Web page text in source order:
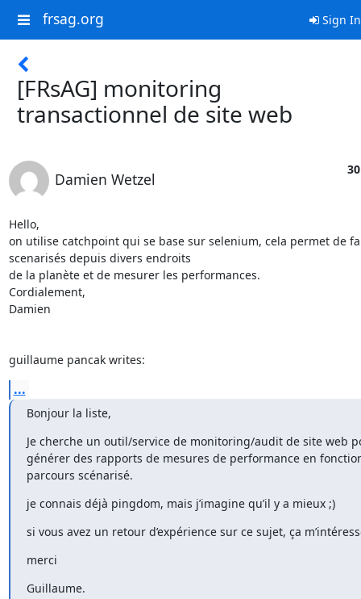
frsag.org Sign In
[FRsAG] monitoring
transactionnel de site web
Damien Wetzel
Hello,
on utilise catchpoint qui se base sur selenium, cela permet de
scenarisés depuis divers endroits
de la planète et de mesurer les performances.
Cordialement,
Damien
guillaume pancak writes:
...
Bonjour la liste,
Je cherche un outil/service de monitoring/audit de site web
générer des rapports de mesures de performance en
parcours scénarisé.
je connais déjà pingdom, mais j’imagine qu’il y a mieux ;)
si vous avez un retour d’expérience sur ce sujet, ça
merci
Guillaume.